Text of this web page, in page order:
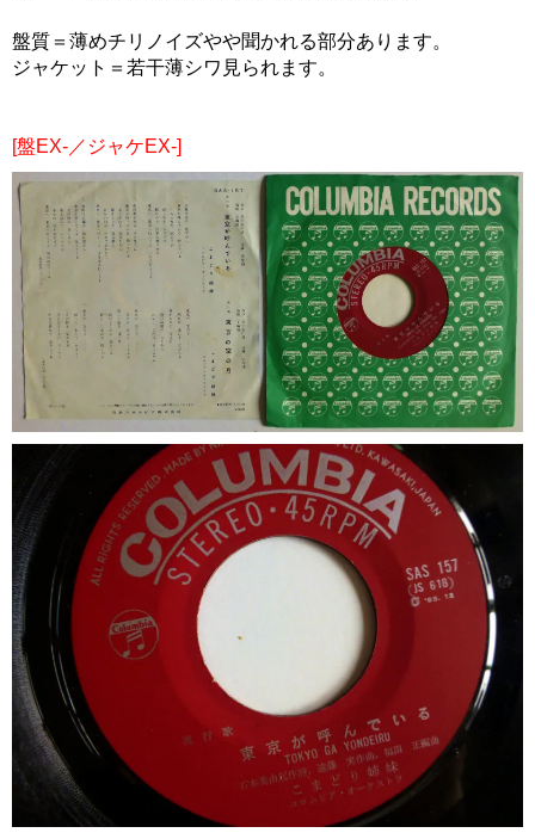
盤質＝薄めチリノイズやや聞かれる部分あります。
ジャケット＝若干薄シワ見られます。
[盤EX-／ジャケEX-]